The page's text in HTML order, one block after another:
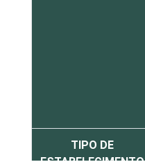
TIPO DE